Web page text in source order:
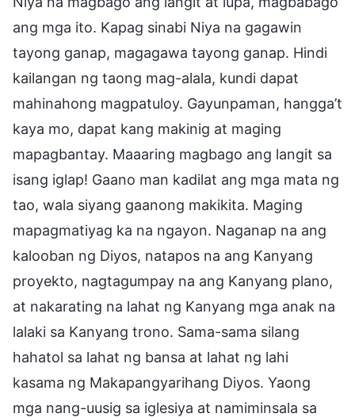
ang mga ito. Kapag sinabi Niya na gagawin
tayong ganap, magagawa tayong ganap. Hindi
kailangan ng taong mag-alala, kundi dapat
mahinahong magpatuloy. Gayunpaman, hangga’t
kaya mo, dapat kang makinig at maging
mapagbantay. Maaaring magbago ang langit sa
isang iglap! Gaano man kadilat ang mga mata ng
tao, wala siyang gaanong makikita. Maging
mapagmatiyag ka na ngayon. Naganap na ang
kalooban ng Diyos, natapos na ang Kanyang
proyekto, nagtagumpay na ang Kanyang plano,
at nakarating na lahat ng Kanyang mga anak na
lalaki sa Kanyang trono. Sama-sama silang
hahatol sa lahat ng bansa at lahat ng lahi
kasama ng Makapangyarihang Diyos. Yaong
mga nang-uusig sa iglesiya at namiminsala sa